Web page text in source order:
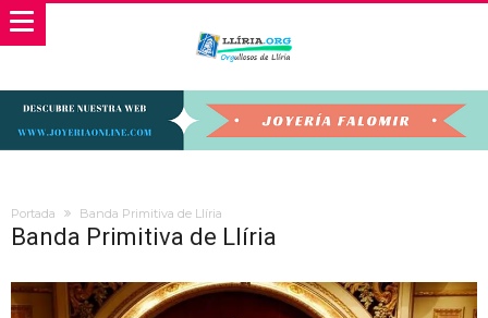
Portada Banda Primitiva de Llíria
Banda Primitiva de Llíria